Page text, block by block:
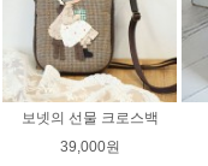
보넷의 선물 크로스백
39,000원